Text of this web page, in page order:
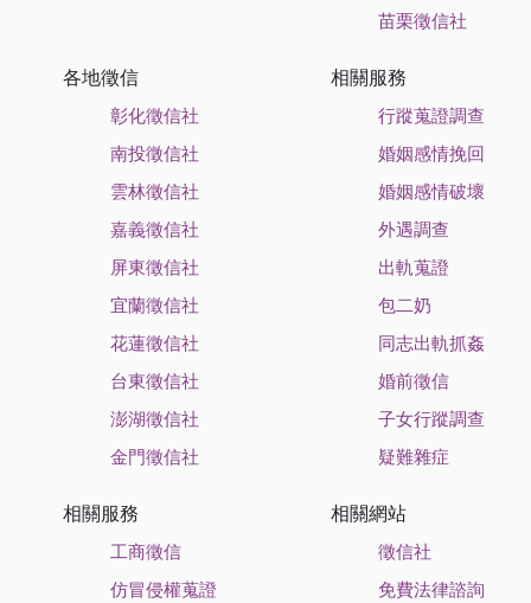
苗栗徵信社
各地徵信
彰化徵信社
南投徵信社
雲林徵信社
嘉義徵信社
屏東徵信社
宜蘭徵信社
花蓮徵信社
台東徵信社
澎湖徵信社
金門徵信社
相關服務
行蹤蒐證調查
婚姻感情挽回
婚姻感情破壞
外遇調查
出軌蒐證
包二奶
同志出軌抓姦
婚前徵信
子女行蹤調查
疑難雜症
相關服務
工商徵信
仿冒侵權蒐證
相關網站
徵信社
免費法律諮詢